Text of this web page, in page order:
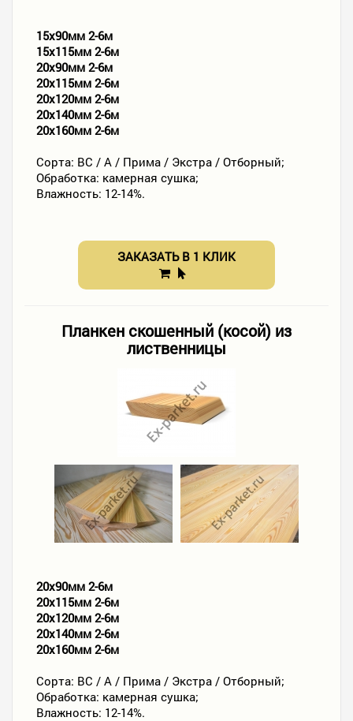
15х90мм 2-6м
15х115мм 2-6м
20х90мм 2-6м
20х115мм 2-6м
20х120мм 2-6м
20х140мм 2-6м
20х160мм 2-6м
Сорта: ВС / А / Прима / Экстра / Отборный;
Обработка: камерная сушка;
Влажность: 12-14%.
ЗАКАЗАТЬ В 1 КЛИК
Планкен скошенный (косой) из
лиственницы
20х90мм 2-6м
20х115мм 2-6м
20х120мм 2-6м
20х140мм 2-6м
20х160мм 2-6м
Сорта: ВС / А / Прима / Экстра / Отборный;
Обработка: камерная сушка;
Влажность: 12-14%.